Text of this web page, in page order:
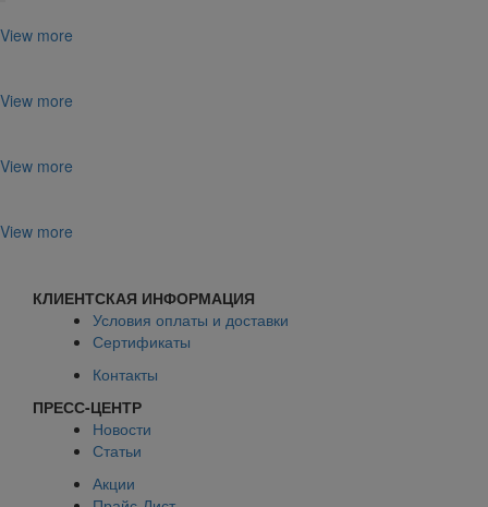
View more
View more
View more
View more
КЛИЕНТСКАЯ ИНФОРМАЦИЯ
Условия оплаты и доставки
Сертификаты
Контакты
ПРЕСС-ЦЕНТР
Новости
Статьи
Акции